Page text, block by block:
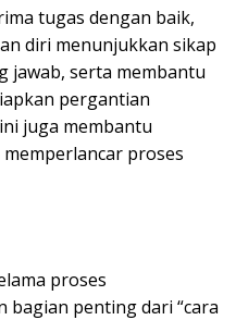
tugas dengan baik,
diri menunjukkan sikap
jawab, serta membantu
pergantian
juga membantu
proses
proses
penting dari “cara